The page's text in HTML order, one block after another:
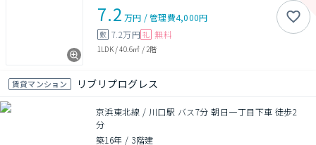
7.2 万円 /管理費4,000円
敷 7.2万円 礼 無料
1LDK/40.6㎡ / 2階
賃貸マンション リブリプログレス
京浜東北線 / 川口駅 バス7分 朝日一丁目下車 徒歩2
分
築16年 / 3階建